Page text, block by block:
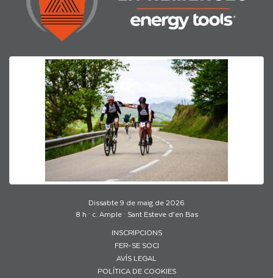
Dissabte 9 de maig de 2026
8 h · c. Ample · Sant Esteve d’en Bas
INSCRIPCIONS
FER-SE SOCI
AVÍS LEGAL
POLÍTICA DE COOKIES